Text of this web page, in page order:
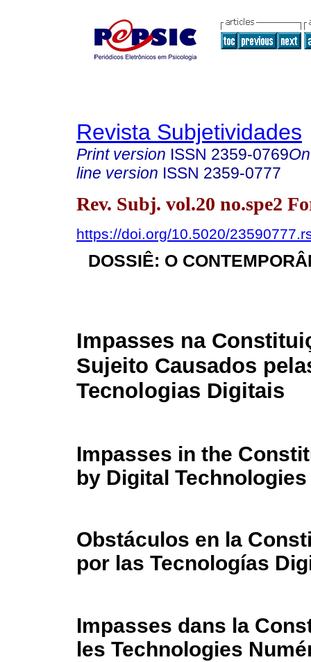
Revista Subjetividades
Print version ISSN 2359-0769
line version ISSN 2359-0777
Rev. Subj. vol.20 no.spe2
https://doi.org/10.5020/
DOSSIÊ: O
Impasses na
Sujeito Causados
Tecnologias Digitais
Impasses in the
by Digital Technologies
Obstáculos en la
por las Tecnologías
Impasses dans la
les Technologies